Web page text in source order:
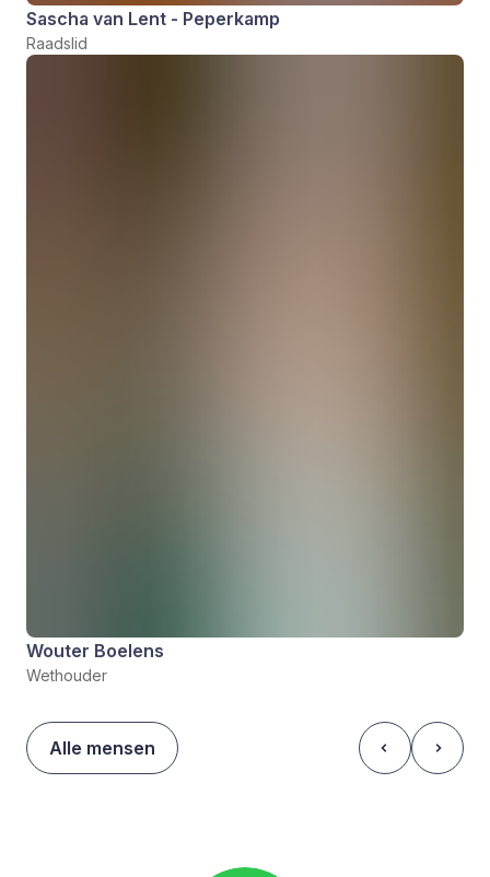
Sascha van Lent - Peperkamp
Raadslid
Wouter Boelens
Wethouder
Alle mensen